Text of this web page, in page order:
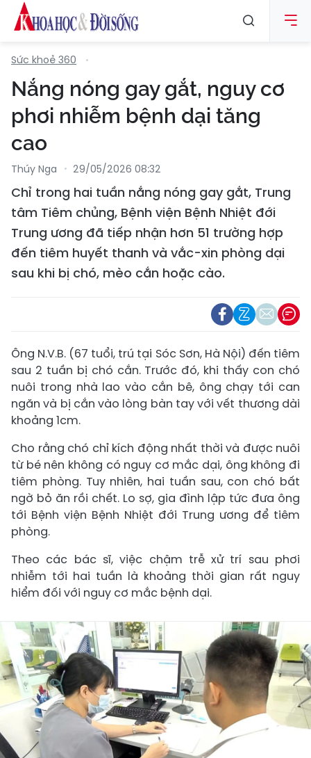
Sức khoẻ 360
Nắng nóng gay gắt, nguy cơ
phơi nhiễm bệnh dại tăng
cao
Thúy Nga 29/05/2026 08:32
Chỉ trong hai tuần nắng nóng gay gắt, Trung
tâm Tiêm chủng, Bệnh viện Bệnh Nhiệt đới
Trung ương đã tiếp nhận hơn 51 trường hợp
đến tiêm huyết thanh và vắc-xin phòng dại
sau khi bị chó, mèo cắn hoặc cào.
Ông N.V.B. (67 tuổi, trú tại Sóc Sơn, Hà Nội) đến tiêm
sau 2 tuần bị chó cắn. Trước đó, khi thấy con chó
nuôi trong nhà lao vào cắn bê, ông chạy tới can
ngăn và bị cắn vào lòng bàn tay với vết thương dài
khoảng 1cm.
Cho rằng chó chỉ kích động nhất thời và được nuôi
từ bé nên không có nguy cơ mắc dại, ông không đi
tiêm phòng. Tuy nhiên, hai tuần sau, con chó bất
ngờ bỏ ăn rồi chết. Lo sợ, gia đình lập tức đưa ông
tới Bệnh viện Bệnh Nhiệt đới Trung ương để tiêm
phòng.
Theo các bác sĩ, việc chậm trễ xử trí sau phơi
nhiễm tới hai tuần là khoảng thời gian rất nguy
hiểm đối với nguy cơ mắc bệnh dại.